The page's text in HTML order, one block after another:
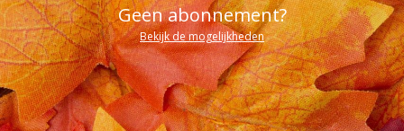
Geen abonnement?
Bekijk de mogelijkheden